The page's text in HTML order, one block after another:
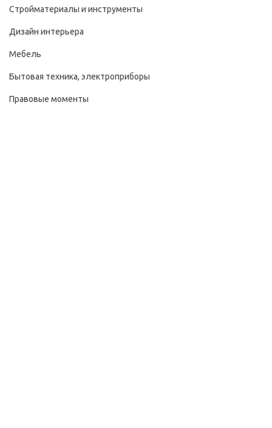
Стройматериалы и инструменты
Дизайн интерьера
Мебель
Бытовая техника, электроприборы
Правовые моменты